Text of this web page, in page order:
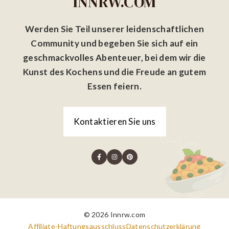
Werden Sie Teil unserer leidenschaftlichen
Community und begeben Sie sich auf ein
geschmackvolles Abenteuer, bei dem wir die
Kunst des Kochens und die Freude an gutem
Essen feiern.
Kontaktieren Sie uns
© 2026 Innrw.com
Affiliate-HaftungsausschlussDatenschutzerklärung